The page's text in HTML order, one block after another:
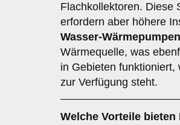
Flachkollektoren. Diese
erfordern aber höhere
Wasser-Wärmepumpen
Wärmequelle, was
in Gebieten
zur Verfügung steht.
Welche Vorteile bieten